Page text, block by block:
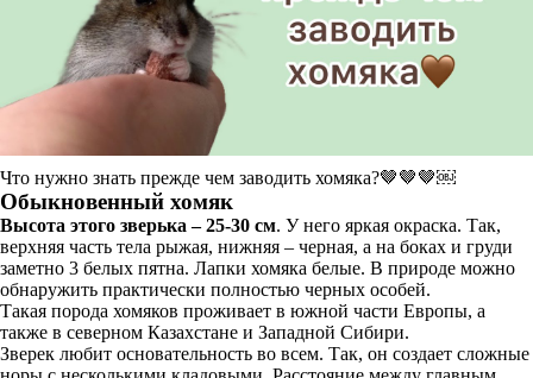
Что нужно знать прежде чем заводить хомяка?🤎🤎🤎￼
Обыкновенный хомяк
Высота этого зверька – 25-30 см. У него яркая окраска. Так,
верхняя часть тела рыжая, нижняя – черная, а на боках и груди
заметно 3 белых пятна. Лапки хомяка белые. В природе можно
обнаружить практически полностью черных особей.
Такая порода хомяков проживает в южной части Европы, а
также в северном Казахстане и Западной Сибири.
Зверек любит основательность во всем. Так, он создает сложные